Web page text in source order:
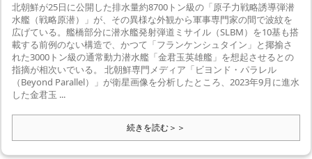
北朝鮮が25日に公開した排水量約8700トン級の「原子力戦略誘導弾潜
水艦（戦略原潜）」が、その異様な外観から軍事専門家の間で波紋を
広げている。艦橋部分に潜水艦発射弾道ミサイル（SLBM）を10基も搭
載する前例のない構造で、かつて「フランケンシュタイン」と揶揄さ
れた3000トン級の通常動力潜水艦「金君玉英雄艦」を想起させるとの
指摘が相次いでいる。 北朝鮮専門メディア「ビヨンド・パラレル
（Beyond Parallel）」が衛星画像を分析したところ、2023年9月に進水
した金君玉 ...
続きを読む＞＞